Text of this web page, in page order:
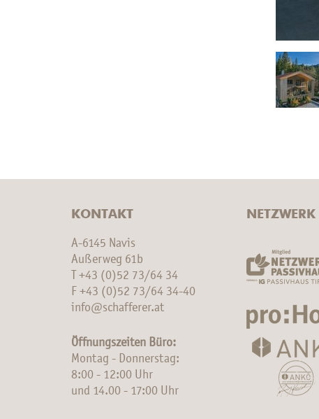
KONTAKT
A-6145 Navis
Außerweg 61b
+43 (0)52 73/64 34
F +43 (0)52 73/64 34-40
info@schafferer.at
Öffnungszeiten Büro:
Montag - Donnerstag:
8:00 - 12:00 Uhr
und 14.00 - 17:00 Uhr
NETZWERK